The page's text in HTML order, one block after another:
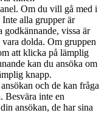
Om du vill gå med i
alla grupper är
vissa är
dolda. Om gruppen
att klicka på lämplig
kan du ansöka om
knapp.
och de kan fråga
Besvära inte en
ansökan, de har sina